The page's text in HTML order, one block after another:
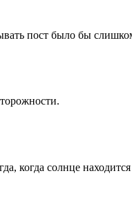
пост было бы
когда солнце